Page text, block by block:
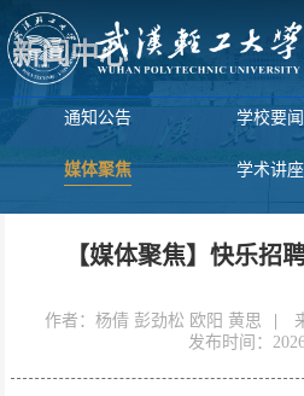
新闻中心
通知公告 学校要闻
媒体聚焦 学术讲座
【媒体聚焦】快乐招
作者：杨倩 彭劲松 欧阳 黄思
发布时间：